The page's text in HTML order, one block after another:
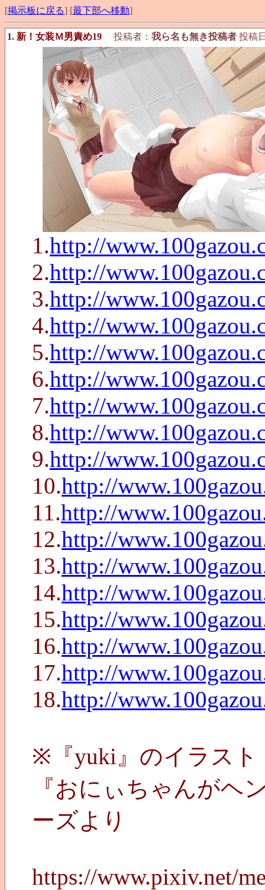
[掲示板に戻る] [最下部へ移動]
1. 新！女装Ｍ男責め19 投稿者： 我ら名も無き投稿者 投稿
1.http://
2.http://
3.http://
4.http://
5.http://
6.http://
7.http://
8.http://
9.http://
10.http://
11.http://
12.http://
13.http://
14.http://
15.http://
16.http://
17.http://
18.http://
※『yuki』のイラスト
『おにぃちゃんがヘ
ーズより
https://www.pixiv.net/